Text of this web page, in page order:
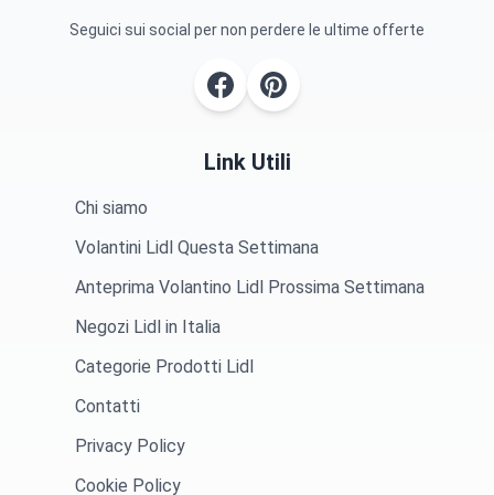
Seguici sui social per non perdere le ultime offerte
Link Utili
Chi siamo
Volantini Lidl Questa Settimana
Anteprima Volantino Lidl Prossima Settimana
Negozi Lidl in Italia
Categorie Prodotti Lidl
Contatti
Privacy Policy
Cookie Policy